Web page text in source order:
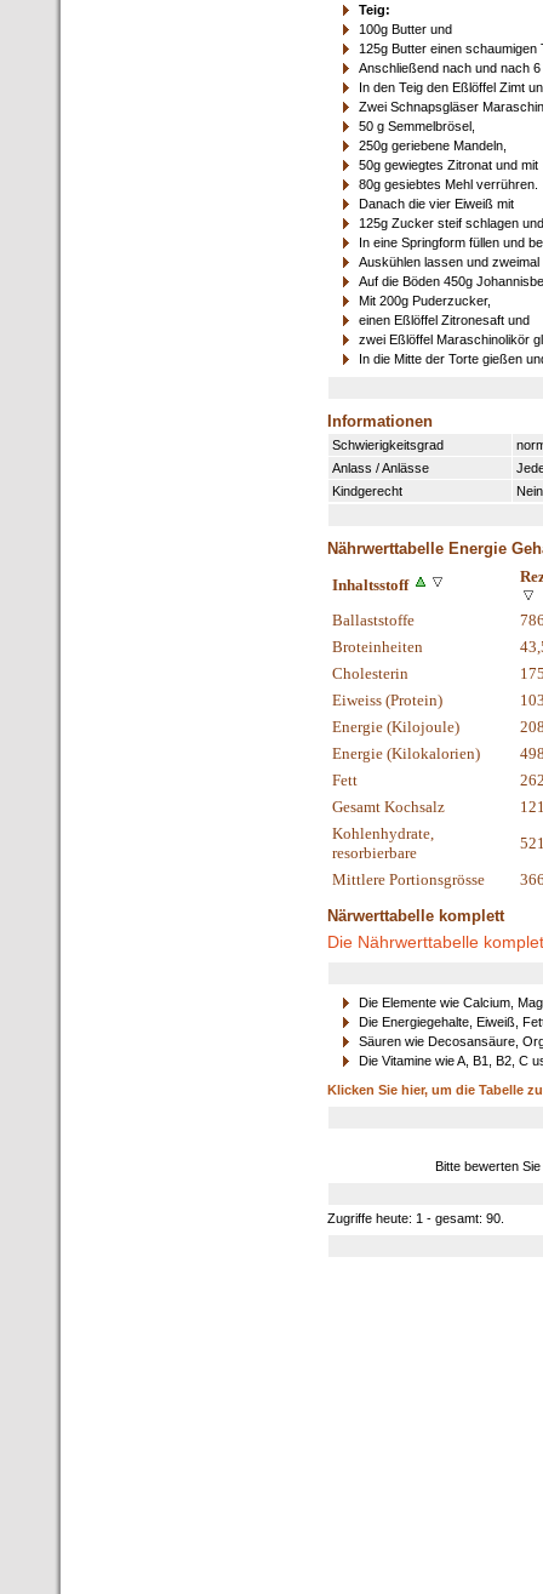
Teig:
100g Butter und
125g Butter einen schaumigen
Anschließend nach und nach
In den Teig den Eßlöffel Zimt
Zwei Schnapsgläser
50 g Semmelbrösel,
250g geriebene Mandeln,
50g gewiegtes Zitronat und mit
80g gesiebtes Mehl verrühren.
Danach die vier Eiweiß mit
125g Zucker steif schlagen
In eine Springform füllen und
Auskühlen lassen und
Auf die Böden 450g
Mit 200g Puderzucker,
einen Eßlöffel Zitronesaft und
zwei Eßlöffel Maraschinolikör
In die Mitte der Torte gießen
Informationen
Schwierigkeitsgrad
Anlass / Anlässe
Kindgerecht
Nein
Nährwerttabelle Energie
Inhaltsstoff
Ballaststoffe
Broteinheiten
Cholesterin
Eiweiss (Protein)
Energie (Kilojoule)
Energie (Kilokalorien)
Fett
Gesamt Kochsalz
Kohlenhydrate,
resorbierbare
Mittlere Portionsgrösse
Närwerttabelle komplett
Die Nährwerttabelle
Die Elemente wie Calcium,
Die Energiegehalte, Eiweiß,
Säuren wie Decosansäure,
Die Vitamine wie A, B1, B2, C
Klicken Sie hier, um die Tabelle
Bitte bewerten
Zugriffe heute: 1 - gesamt: 90.